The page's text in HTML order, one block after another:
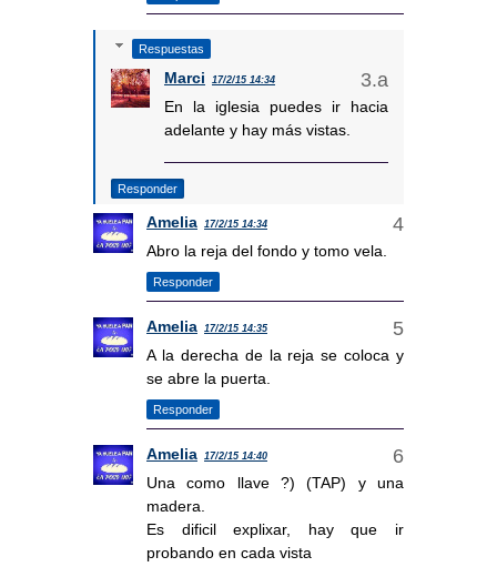
Respuestas
Marci 17/2/15 14:34
En la iglesia puedes ir hacia
adelante y hay más vistas.
Responder
Amelia 17/2/15 14:34
Abro la reja del fondo y tomo vela.
Responder
Amelia 17/2/15 14:35
A la derecha de la reja se coloca y
se abre la puerta.
Responder
Amelia 17/2/15 14:40
Una como llave ?) (TAP) y una
madera.
Es dificil explixar, hay que ir
probando en cada vista